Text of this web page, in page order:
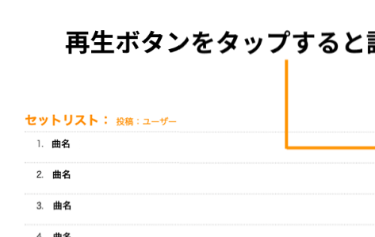
セットリスト情報の正確性は保証されませんので、あらかじめご了承ください。
場合は、
式会社ページワンが運営する歌詞サイト「